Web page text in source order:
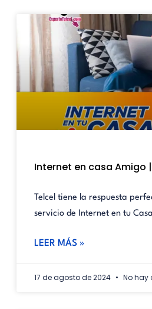
Internet en casa Amigo |
Telcel tiene la respuesta
servicio de Internet en tu
LEER MÁS »
17 de agosto de 2024 No hay